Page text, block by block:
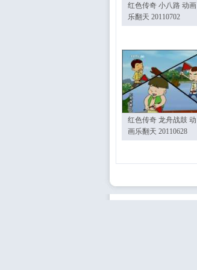
红色传奇 小八路 动画
乐翻天 20110702
红色传奇 龙舟战鼓 动
画乐翻天 20110628